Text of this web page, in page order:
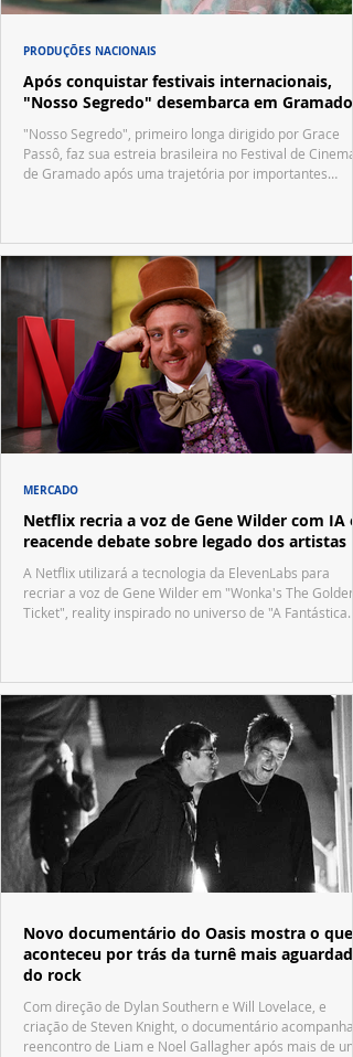
Após conquistar festivais internacionais,
"Nosso Segredo" desembarca em Gramado
"Nosso Segredo", primeiro longa dirigido por Grace
Passô, faz sua estreia brasileira no Festival de Cinema
de Gramado após uma trajetória por importantes
PRODUÇÕES NACIONAIS
Netflix recria a voz de Gene Wilder com IA e
reacende debate sobre legado dos artistas
A Netflix utilizará a tecnologia da ElevenLabs para
recriar a voz de Gene Wilder em "Wonka's The Golden
Ticket", reality inspirado no universo de "A Fantástica
MERCADO
Novo documentário do Oasis mostra o que
aconteceu por trás da turnê mais aguardada
do rock
Com direção de Dylan Southern e Will Lovelace, e
criação de Steven Knight, o documentário acompanha
reencontro de Liam e Noel Gallagher após mais de